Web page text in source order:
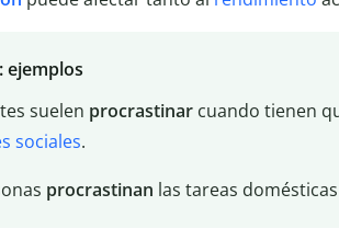
ejemplos
suelen procrastinarcuando tienen
sociales.
procrastinan las tareas